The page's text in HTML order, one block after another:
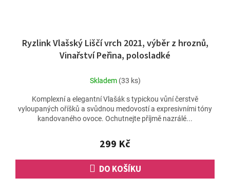
Ryzlink Vlašský Liščí vrch 2021, výběr z hroznů,
Vinařství Peřina, polosladké
Skladem (33 ks)
299 Kč
DO KOŠÍKU
Komplexní a elegantní Vlašák s typickou vůní čerstvě
vyloupaných oříšků a svůdnou medovostí a expresivními tóny
kandovaného ovoce. Ochutnejte příjmě nazrálé...